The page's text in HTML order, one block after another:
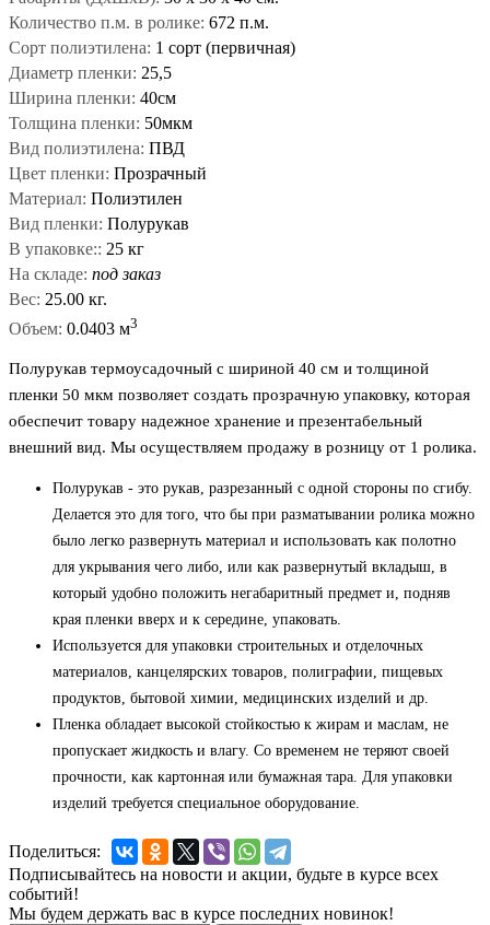
Количество п.м. в ролике: 672 п.м.
Сорт полиэтилена: 1 сорт (первичная)
Диаметр пленки: 25,5
Ширина пленки: 40см
Толщина пленки: 50мкм
Вид полиэтилена: ПВД
Цвет пленки: Прозрачный
Материал: Полиэтилен
Вид пленки: Полурукав
В упаковке:: 25 кг
На складе: под заказ
Вес: 25.00 кг.
Объем: 0.0403 м3
Полурукав термоусадочный с шириной 40 см и толщиной
пленки 50 мкм позволяет создать прозрачную упаковку, которая
обеспечит товару надежное хранение и презентабельный
внешний вид. Мы осуществляем продажу в розницу от 1 ролика.
Полурукав - это рукав, разрезанный с одной стороны по сгибу.
Делается это для того, что бы при разматывании ролика можно
было легко развернуть материал и использовать как полотно
для укрывания чего либо, или как развернутый вкладыш, в
который удобно положить негабаритный предмет и, подняв
края пленки вверх и к середине, упаковать.
Используется для упаковки строительных и отделочных
материалов, канцелярских товаров, полиграфии, пищевых
продуктов, бытовой химии, медицинских изделий и др.
Пленка обладает высокой стойкостью к жирам и маслам, не
пропускает жидкость и влагу. Со временем не теряют своей
прочности, как картонная или бумажная тара. Для упаковки
изделий требуется специальное оборудование.
Поделиться:
Подписывайтесь на новости и акции, будьте в курсе всех
событий!
Мы будем держать вас в курсе последних новинок!